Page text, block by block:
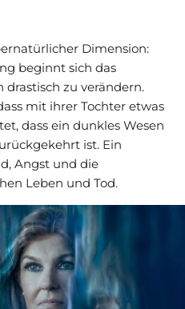
Dimension:
beginnt sich das
drastisch zu verändern.
mit ihrer Tochter etwas
dass ein dunkles Wesen
ist. Ein
Angst und die
Leben und Tod.